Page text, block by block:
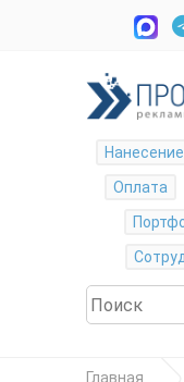
Оплата
Главная